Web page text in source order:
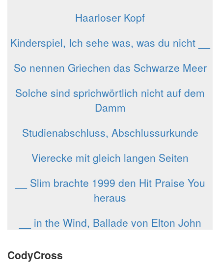
Haarloser Kopf
Kinderspiel, Ich sehe was, was du nicht __
So nennen Griechen das Schwarze Meer
Solche sind sprichwörtlich nicht auf dem
Damm
Studienabschluss, Abschlussurkunde
Vierecke mit gleich langen Seiten
__ Slim brachte 1999 den Hit Praise You
heraus
__ in the Wind, Ballade von Elton John
CodyCross